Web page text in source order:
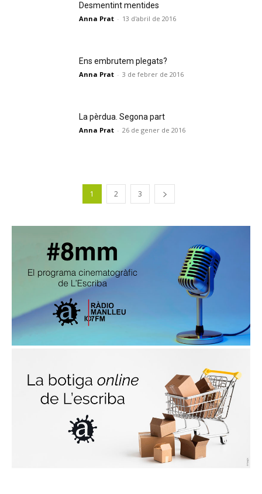
Desmentint mentides
Anna Prat - 13 d'abril de 2016
Ens embrutem plegats?
Anna Prat - 3 de febrer de 2016
La pèrdua. Segona part
Anna Prat - 26 de gener de 2016
1 2 3